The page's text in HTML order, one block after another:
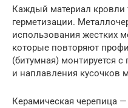
Каждый материал кровли
герметизации.
использования жестких
которые повторяют
(битумная) монтируется
и наплавления кусочков
Керамическая черепица